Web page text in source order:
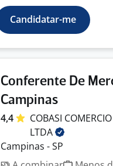
Candidatar-me
Conferente De
Campinas
4,4
COBASI
LTDA
Campinas - SP